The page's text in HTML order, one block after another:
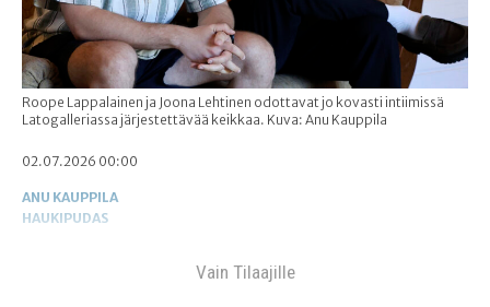
Roope Lappalainen ja Joona Lehtinen odottavat jo kovasti intiimissä
Latogalleriassa järjestettävää keikkaa. Kuva: Anu Kauppila
02.07.2026 00:00
ANU KAUPPILA
HAUKIPUDAS
Vain Tilaa­jil­le